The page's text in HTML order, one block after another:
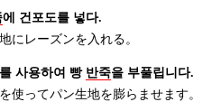
에 건포도를 넣다.
にレーズンを入れる。
사용하여 빵 반죽을 부풀립니다.
使ってパン生地を膨らませます。